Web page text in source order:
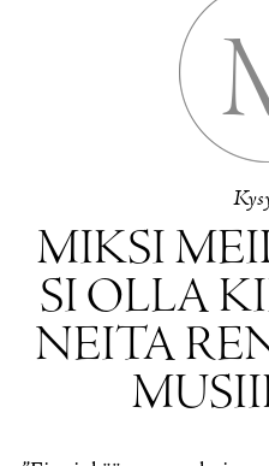
MIK­SI
SI OL­LA
NEI­TA